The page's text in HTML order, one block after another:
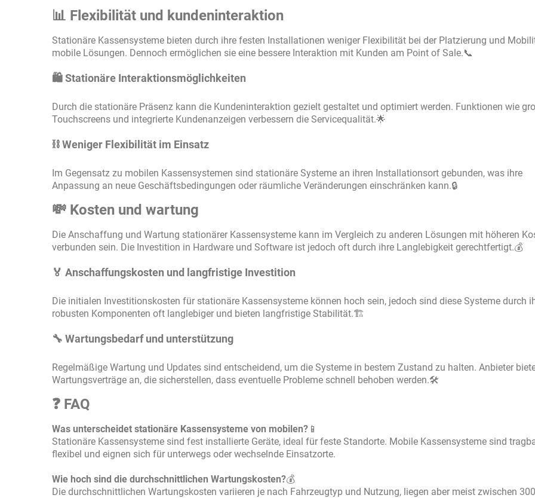
📊 Flexibilität und kundeninteraktion
Stationäre Kassensysteme bieten durch ihre festen Installationen weniger Flexibilität bei der Platzierung und
mobile Lösungen. Dennoch ermöglichen sie eine bessere Interaktion mit Kunden am Point of Sale.📞
🛍️ Stationäre Interaktionsmöglichkeiten
Durch die stationäre Präsenz kann die Kundeninteraktion gezielt gestaltet und optimiert werden. Funktionen wie
Touchscreens und integrierte Kundenanzeigen verbessern die Servicequalität.🌟
⛓️ Weniger Flexibilität im Einsatz
Im Gegensatz zu mobilen Kassensystemen sind stationäre Systeme an ihren Installationsort gebunden, was ihre
Anpassung an neue Geschäftsbedingungen oder räumliche Veränderungen einschränken kann.🔒
💸 Kosten und wartung
Die Anschaffung und Wartung stationärer Kassensysteme kann im Vergleich zu anderen Lösungen mit höheren
verbunden sein. Die Investition in Hardware und Software ist jedoch oft durch ihre Langlebigkeit gerechtfertigt.💰
🏅 Anschaffungskosten und langfristige Investition
Die initialen Investitionskosten für stationäre Kassensysteme können hoch sein, jedoch sind diese Systeme durch
robusten Komponenten oft langlebiger und bieten langfristige Stabilität.🏗️
🔧 Wartungsbedarf und unterstützung
Regelmäßige Wartung und Updates sind entscheidend, um die Systeme in bestem Zustand zu halten. Anbieter
Wartungsverträge an, die sicherstellen, dass eventuelle Probleme schnell behoben werden.🛠️
❓ FAQ
Was unterscheidet stationäre Kassensysteme von mobilen? 📱
Stationäre Kassensysteme sind fest installierte Geräte, ideal für feste Standorte. Mobile Kassensysteme sind
flexibel und eignen sich für unterwegs oder wechselnde Einsatzorte.
Wie hoch sind die durchschnittlichen Wartungskosten?💰
Die durchschnittlichen Wartungskosten variieren je nach Fahrzeugtyp und Nutzung, liegen aber meist zwischen